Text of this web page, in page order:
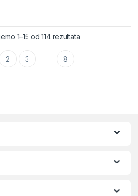
1–15 od 114 rezultata
2 3 … 8